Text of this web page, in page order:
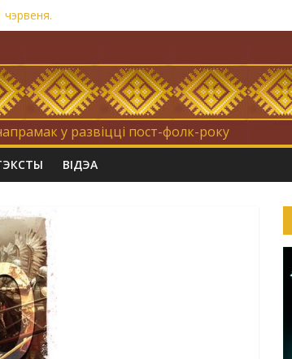
нараджаецца беларуская палітычная нацыя.
у развіцці пост-фолк-року
ВІДЭА